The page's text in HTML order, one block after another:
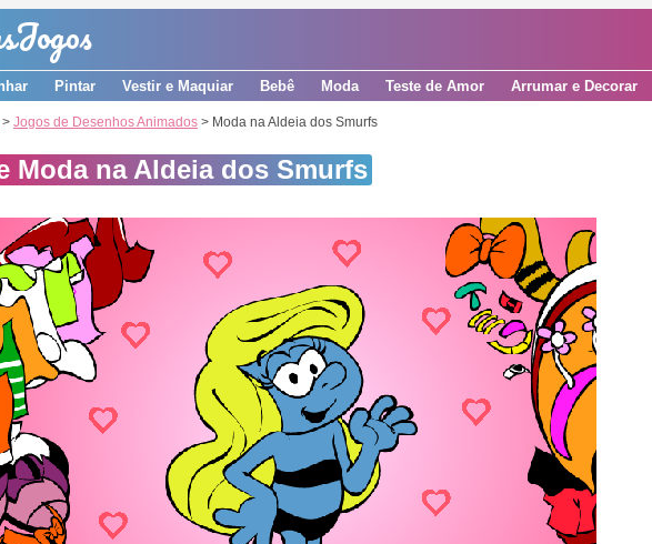
Jogos
Pintar Vestir e Maquiar Bebê Moda Teste de Amor Arrumar e Decorar
> Jogos de Desenhos Animados > Moda na Aldeia dos Smurfs
Moda na Aldeia dos Smurfs